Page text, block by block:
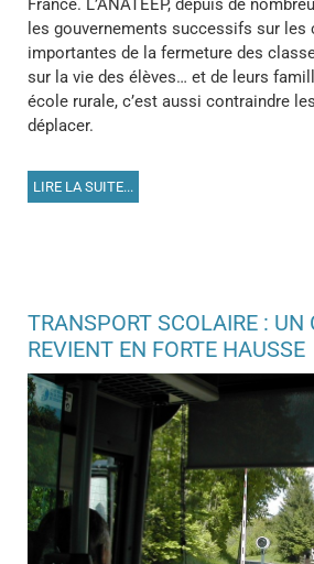
France. L’ANATEEP, depuis de
les gouvernements successifs sur les
importantes de la fermeture des
sur la vie des élèves… et de leurs
école rurale, c’est aussi contraindre
déplacer.
LIRE LA SUITE...
TRANSPORT SCOLAIRE : UN
REVIENT EN FORTE HAUSSE